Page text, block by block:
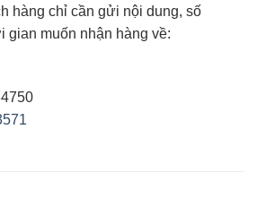
hàng chỉ cần gửi nội dung, số
gian muốn nhận hàng về: